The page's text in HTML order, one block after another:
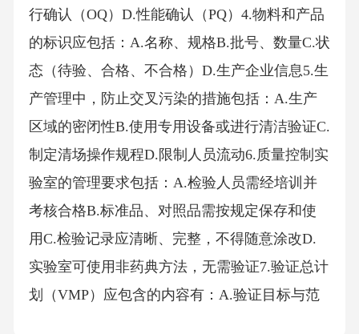
行确认（OQ）D.性能确认（PQ）4.物料和产品
的标识应包括：A.名称、规格B.批号、数量C.状
态（待验、合格、不合格）D.生产企业信息5.生
产管理中，防止交叉污染的措施包括：A.生产
区域的密闭性B.使用专用设备或进行清洁验证C.
制定清场操作规程D.限制人员流动6.质量控制实
验室的管理要求包括：A.检验人员需经培训并
考核合格B.标准品、对照品需按规定保存和使
用C.检验记录应清晰、完整，不得随意涂改D.
实验室可使用非药典方法，无需验证7.验证总计
划（VMP）应包含的内容有：A.验证目标与范